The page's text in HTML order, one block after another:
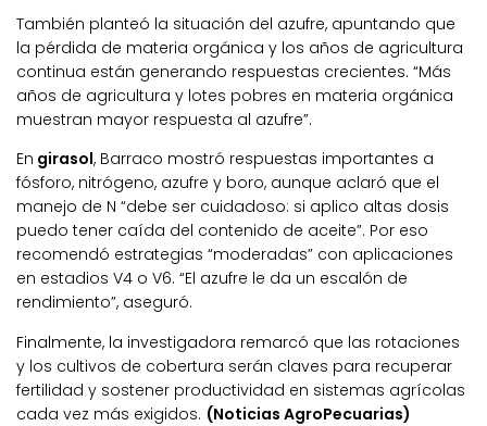
También planteó la situación del azufre, apuntando que
la pérdida de materia orgánica y los años de agricultura
continua están generando respuestas crecientes. “Más
años de agricultura y lotes pobres en materia orgánica
muestran mayor respuesta al azufre”.
En girasol, Barraco mostró respuestas importantes a
fósforo, nitrógeno, azufre y boro, aunque aclaró que el
manejo de N “debe ser cuidadoso: si aplico altas dosis
puedo tener caída del contenido de aceite”. Por eso
recomendó estrategias “moderadas” con aplicaciones
en estadios V4 o V6. “El azufre le da un escalón de
rendimiento”, aseguró.
Finalmente, la investigadora remarcó que las rotaciones
y los cultivos de cobertura serán claves para recuperar
fertilidad y sostener productividad en sistemas agrícolas
cada vez más exigidos. (Noticias AgroPecuarias)